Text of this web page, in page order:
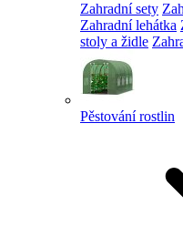
Zahradní sety
Zahradní lehátka
stoly a židle
Pěstování rostlin